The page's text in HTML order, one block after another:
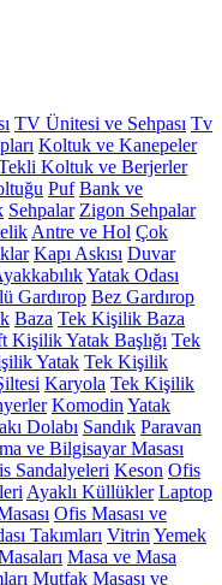
TV Ünitesi ve Sehpası Tv
Koltuk ve Kanepeler
Koltuk ve Berjerler
Puf Bank ve
Sehpalar Zigon Sehpalar
Antre ve Hol Çok
Kapı Askısı Duvar
Yatak Odası
Gardırop Bez Gardırop
Baza Tek Kişilik Baza
Kişilik Yatak Başlığı Tek
Yatak Tek Kişilik
Karyola Tek Kişilik
Komodin Yatak
Dolabı Sandık Paravan
ve Bilgisayar Masası
Sandalyeleri Keson Ofis
Ayaklı Küllükler Laptop
Ofis Masası ve
Takımları Vitrin Yemek
Masa ve Masa
Mutfak Masası ve